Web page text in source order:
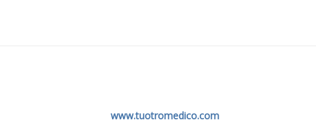
www.tuotromedico.com